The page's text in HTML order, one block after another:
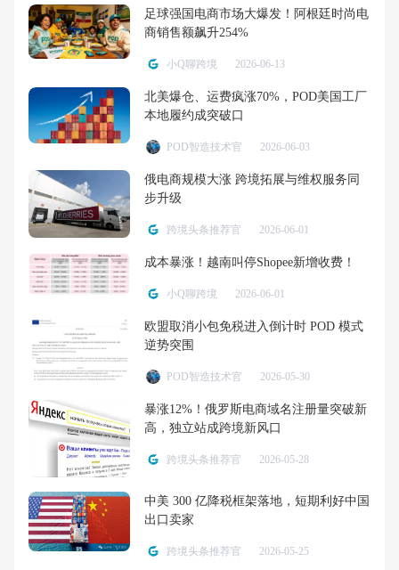
足球强国电商市场大爆发！阿根廷时尚电
商销售额飙升254%
小Q聊跨境 2026-06-13
北美爆仓、运费疯涨70%，POD美国工厂
本地履约成突破口
POD智造技术官 2026-06-03
俄电商规模大涨 跨境拓展与维权服务同
步升级
跨境头条推荐官 2026-06-01
成本暴涨！越南叫停Shopee新增收费！
小Q聊跨境 2026-06-01
欧盟取消小包免税进入倒计时 POD 模式
逆势突围
POD智造技术官 2026-05-30
暴涨12%！俄罗斯电商域名注册量突破新
高，独立站成跨境新风口
跨境头条推荐官 2026-05-28
中美 300 亿降税框架落地，短期利好中国
出口卖家
跨境头条推荐官 2026-05-25